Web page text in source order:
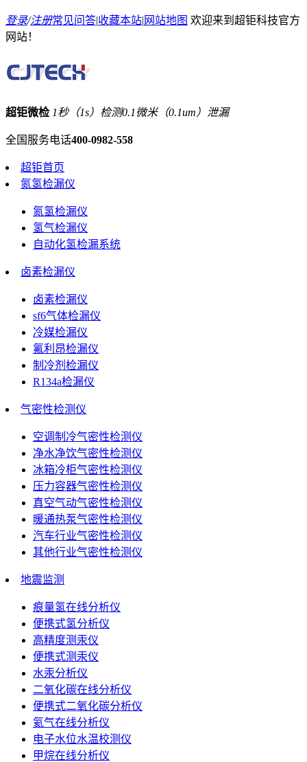
登录/注册常见问答|收藏本站| 网站地图 欢迎来到超钜科技官方
网站！
超钜微检 1秒（1s）检测0.1微米（0.1um）泄漏
全国服务电话400-0982-558
超钜首页
氮氢检漏仪
氮氢检漏仪
氢气检漏仪
自动化氢检漏系统
卤素检漏仪
卤素检漏仪
sf6气体检漏仪
冷媒检漏仪
氟利昂检漏仪
制冷剂检漏仪
R134a检漏仪
气密性检测仪
空调制冷气密性检测仪
净水净饮气密性检测仪
冰箱冷柜气密性检测仪
压力容器气密性检测仪
真空气动气密性检测仪
暖通热泵气密性检测仪
汽车行业气密性检测仪
其他行业气密性检测仪
地震监测
痕量氢在线分析仪
便携式氢分析仪
高精度测汞仪
便携式测汞仪
水汞分析仪
二氧化碳在线分析仪
便携式二氧化碳分析仪
氦气在线分析仪
电子水位水温校测仪
甲烷在线分析仪